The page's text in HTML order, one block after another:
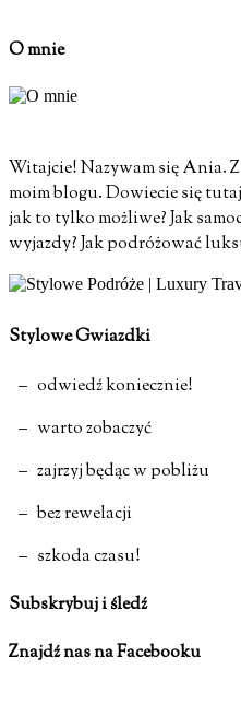
O mnie
Witajcie! Nazywam się Ania.
moim blogu. Dowiecie się
jak to tylko możliwe? Jak
wyjazdy? Jak podróżować
Stylowe Gwiazdki
– odwiedź koniecznie!
– warto zobaczyć
– zajrzyj będąc w pobliżu
– bez rewelacji
– szkoda czasu!
Subskrybuj i śledź
Znajdź nas na Facebooku